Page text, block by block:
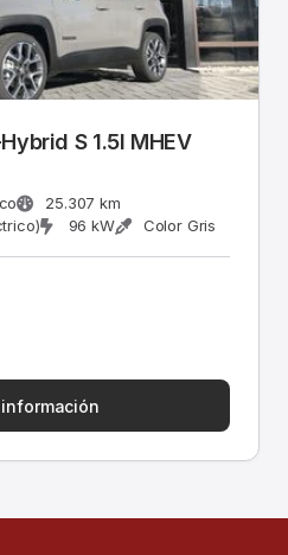
S 1.5l MHEV
25.307 km
96 kW Color Gris